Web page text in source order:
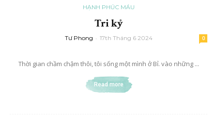
HẠNH PHÚC MÁU
Tri kỷ
Tư Phong - 17th Tháng 6 2024 0
Thời gian chầm chậm thôi, tôi sống một mình ở Bỉ. vào những ...
Read more